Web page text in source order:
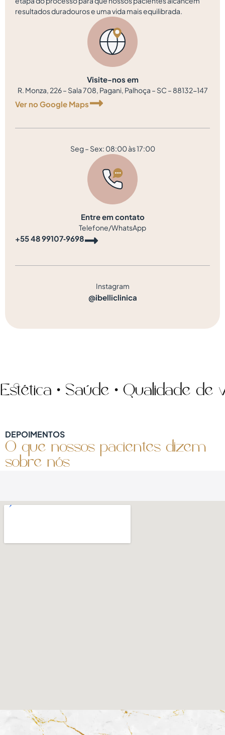
resultados duradouros e uma vida mais equilibrada.
Visite-nos em
R. Monza, 226 – Sala 708, Pagani, Palhoça – SC – 88132-147
Ver no Google Maps
Seg – Sex: 08:00 às 17:00
Entre em contato
Telefone/WhatsApp
‪+55 48 99107‑9698‬
Instagram
@ibelliclinica
• Saúde • Qualidade de
DEPOIMENTOS
O que nossos pacientes dizem
sobre nós